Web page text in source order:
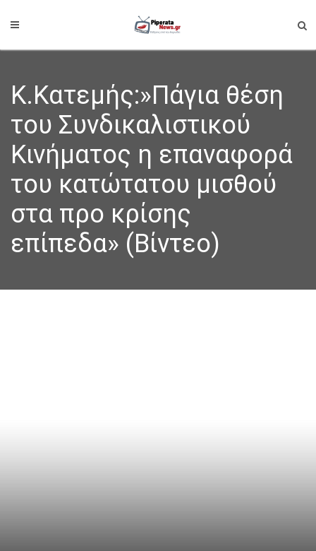
Κ.Κατεμής:»Πάγια θέση
του Συνδικαλιστικού
Κινήματος η επαναφορά
του κατώτατου μισθού
στα προ κρίσης
επίπεδα» (Βίντεο)